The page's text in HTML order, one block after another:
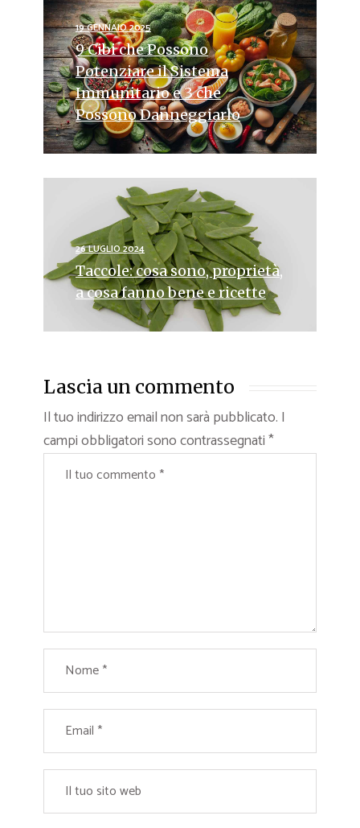
19 GENNAIO 2025
9 Cibi che Possono
Potenziare il Sistema
Immunitario e 3 che
Possono Danneggiarlo
26 LUGLIO 2024
Taccole: cosa sono, proprietà,
a cosa fanno bene e ricette
Lascia un commento
Il tuo indirizzo email non sarà pubblicato. I
campi obbligatori sono contrassegnati*